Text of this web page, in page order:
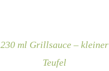
230 ml Grillsauce – kleiner
Teufel